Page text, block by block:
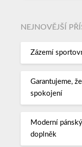
NEJNOVĚJŠÍ
Zázemí
Garantujeme,
spokojení
Moderní
doplněk